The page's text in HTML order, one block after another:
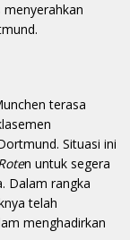
menyerahkan
terasa
Situasi ini
n untuk segera
Dalam rangka
telah
menghadirkan